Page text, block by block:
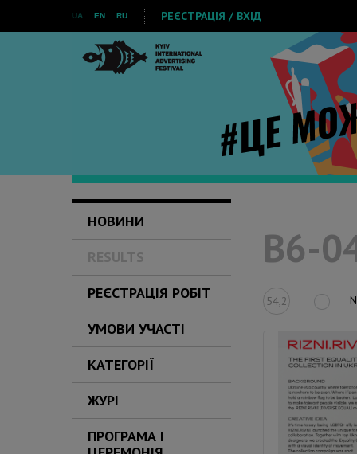
UA EN RU РЕЄСТРАЦІЯ / ВХІД
НОВИНИ
RESULTS
РЕЄСТРАЦІЯ РОБІТ
УМОВИ УЧАСТІ
КАТЕГОРІЇ
ЖУРІ
ПРОГРАМА І
B6-
54,2